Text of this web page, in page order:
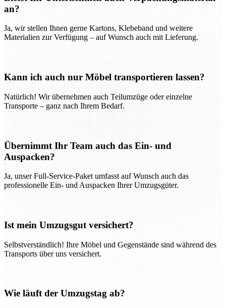
an?
Ja, wir stellen Ihnen gerne Kartons, Klebeband und weitere
Materialien zur Verfügung – auf Wunsch auch mit Lieferung.
Kann ich auch nur Möbel transportieren lassen?
Natürlich! Wir übernehmen auch Teilumzüge oder einzelne
Transporte – ganz nach Ihrem Bedarf.
Übernimmt Ihr Team auch das Ein- und
Auspacken?
Ja, unser Full-Service-Paket umfasst auf Wunsch auch das
professionelle Ein- und Auspacken Ihrer Umzugsgüter.
Ist mein Umzugsgut versichert?
Selbstverständlich! Ihre Möbel und Gegenstände sind während des
Transports über uns versichert.
Wie läuft der Umzugstag ab?